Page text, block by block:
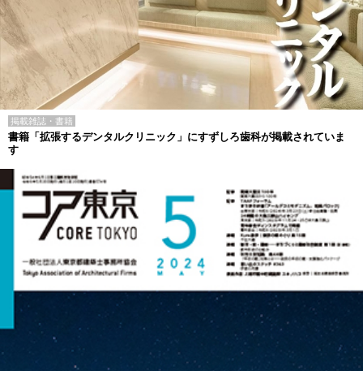
掲載雑誌・書籍
書籍「拡張するデンタルクリニック」にすずしろ歯科が掲載されていま
す